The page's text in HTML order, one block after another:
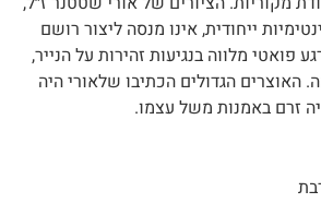
ייחודית, אינו מנסה ליצור רושם
פואטי מלווה בנגיעות זהירות על הנייר,
האוצרים הגדולים הכתיבו שלאורי היה
זרם באמנות משל עצמו.